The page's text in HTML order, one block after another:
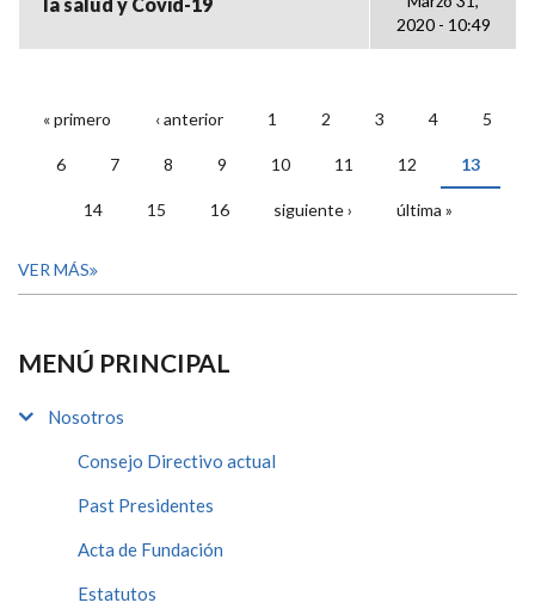
2020 - 10:49
PÁGINAS
« primero ‹ anterior 1 2 3 4 5
6 7 8 9 10 11 12 13
14 15 16 siguiente › última »
VER MÁS
MENÚ PRINCIPAL
Nosotros
Consejo Directivo actual
Past Presidentes
Acta de Fundación
Estatutos